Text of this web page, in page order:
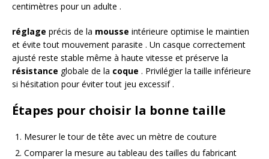
centimètres pour un adulte .
réglage précis de la mousse intérieure optimise le maintien
et évite tout mouvement parasite . Un casque correctement
ajusté reste stable même à haute vitesse et préserve la
résistance globale de la coque . Privilégier la taille inférieure
si hésitation pour éviter tout jeu excessif .
Étapes pour choisir la bonne taille
Mesurer le tour de tête avec un mètre de couture
Comparer la mesure au tableau des tailles du fabricant